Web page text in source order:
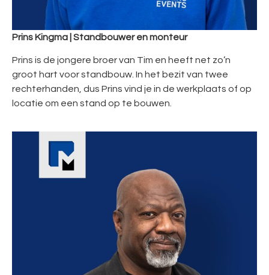
Prins Kingma | Standbouwer en monteur
Prins is de jongere broer van Tim en heeft net zo’n
groot hart voor standbouw. In het bezit van twee
rechterhanden, dus Prins vind je in de werkplaats of op
locatie om een stand op te bouwen.